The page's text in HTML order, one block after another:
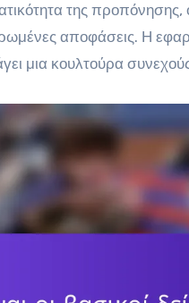
της
αποφάσεις. Η
μια κουλτούρα